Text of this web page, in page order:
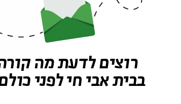
כל מי שנבחן בבגרות על הסיפור המדובר
הלא-מפתיעה שלו, שבמהלכה התוכנית
לננוה כמו גדול. אלא שד"ר פרג'ון מצביע
"האנשים שגרו בננוה דיברו אכדית,
מפרש, "נון זה דג, כמו המילים שפמנון
ונווה זה בית. בכתב היתדות ציירו את
רוצים לדעת מה
בבית אבי חי לפני